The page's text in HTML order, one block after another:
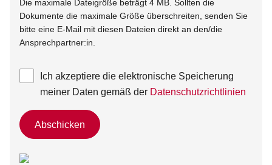
Die maximale Dateigröße beträgt 4 MB. Sollten die
Dokumente die maximale Größe überschreiten, senden Sie
bitte eine E-Mail mit diesen Dateien direkt an den/die
Ansprechpartner:in.
Ich akzeptiere die elektronische Speicherung
meiner Daten gemäß der Datenschutzrichtlinien
Abschicken